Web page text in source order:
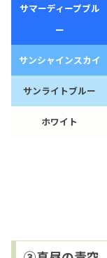
サマーディープブル
ー
サンシャインスカイ
サンライトブルー
ホワイト